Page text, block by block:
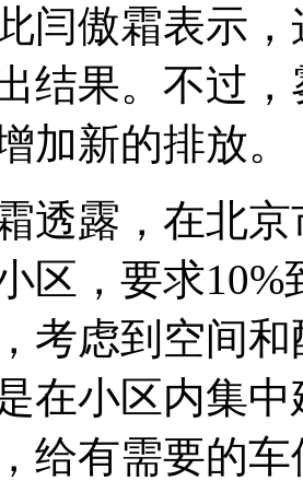
闫傲霜表示
结果。不过
加新的排放。
露，在北京
区，要求
考虑到空间
在小区内集
给有需要的